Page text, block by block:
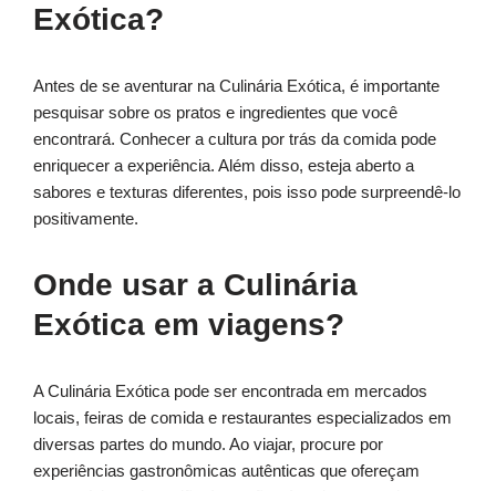
Exótica?
Antes de se aventurar na Culinária Exótica, é importante
pesquisar sobre os pratos e ingredientes que você
encontrará. Conhecer a cultura por trás da comida pode
enriquecer a experiência. Além disso, esteja aberto a
sabores e texturas diferentes, pois isso pode surpreendê-lo
positivamente.
Onde usar a Culinária
Exótica em viagens?
A Culinária Exótica pode ser encontrada em mercados
locais, feiras de comida e restaurantes especializados em
diversas partes do mundo. Ao viajar, procure por
experiências gastronômicas autênticas que ofereçam